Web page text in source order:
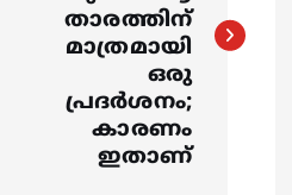
താരത്തിന്
മാത്രമായി
ഒരു
പ്രദര്‍ശനം;
കാരണം
ഇതാണ്